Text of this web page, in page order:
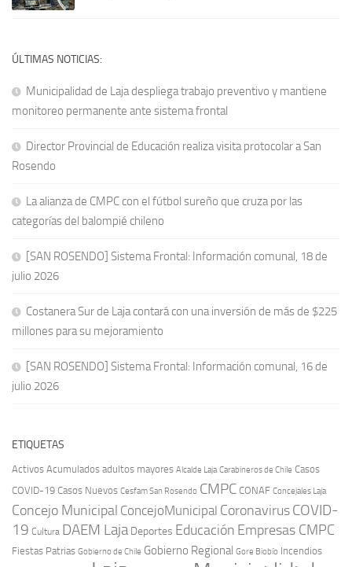
ÚLTIMAS NOTICIAS:
Municipalidad de Laja despliega trabajo preventivo y mantiene
monitoreo permanente ante sistema frontal
Director Provincial de Educación realiza visita protocolar a San
Rosendo
La alianza de CMPC con el fútbol sureño que cruza por las
categorías del balompié chileno
[SAN ROSENDO] Sistema Frontal: Información comunal, 18 de
julio 2026
Costanera Sur de Laja contará con una inversión de más de $225
millones para su mejoramiento
[SAN ROSENDO] Sistema Frontal: Información comunal, 16 de
julio 2026
ETIQUETAS
Activos Acumulados adultos mayores Alcalde Laja Carabineros de Chile Casos
COVID-19 Casos Nuevos Cesfam San Rosendo CMPC CONAF Concejales Laja
Concejo Municipal ConcejoMunicipal CoronavirusCOVID-
19 Cultura DAEM Laja Deportes Educación Empresas CMPC
Fiestas Patrias Gobierno de Chile Gobierno Regional Gore Biobío Incendios